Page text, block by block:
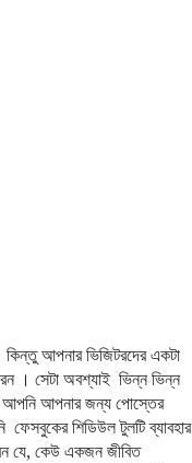
আপনার ভিজিটরদের একটা
। সেটা অবশ্যাই ভিন্ন ভিন্ন
আপনি আপনার জন্য পোস্তের
শিডিউল টুলটি ব্যাবহার
যে, কেউ একজন জীবিত